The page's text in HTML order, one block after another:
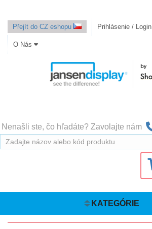
Přejít do CZ eshopu Prihlásenie / Login
O Nás
Nenašli ste, čo hľadáte? Zavolajte nám
KATEGÓRIE